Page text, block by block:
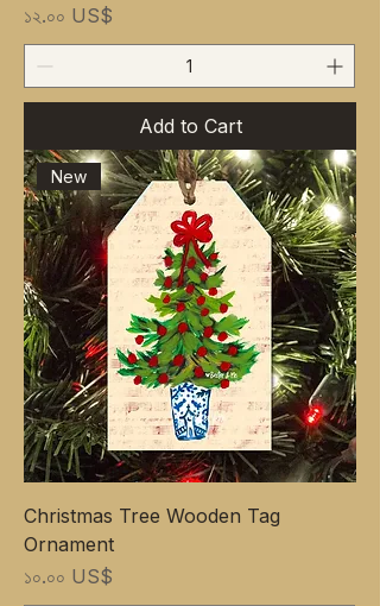
Price
১২.০০ US$
Add to Cart
New
Christmas Tree Wooden Tag
Ornament
Price
১০.০০ US$